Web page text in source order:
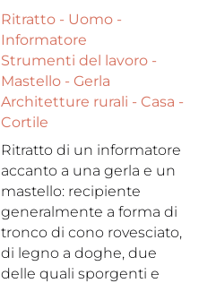
Ritratto - Uomo -
Informatore
Strumenti del lavoro -
Mastello - Gerla
Architetture rurali - Casa -
Cortile
Ritratto di un informatore
accanto a una gerla e un
mastello: recipiente
generalmente a forma di
tronco di cono rovesciato,
di legno a doghe, due
delle quali sporgenti e